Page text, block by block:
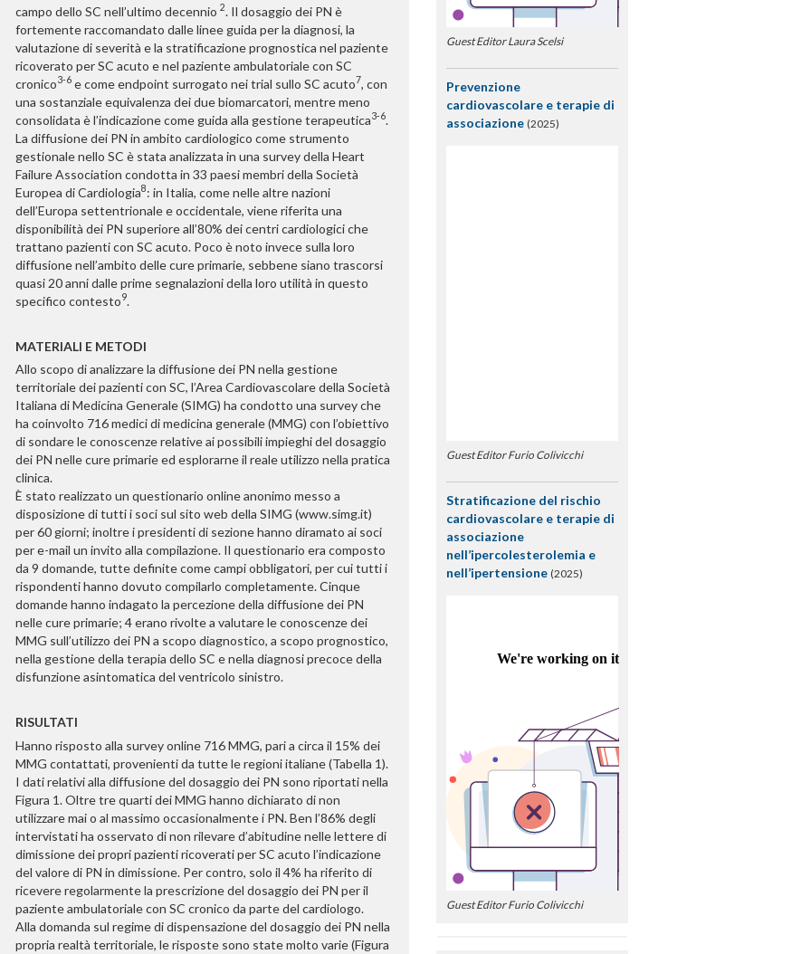
campo dello SC nell’ultimo decennio 2. Il dosaggio dei PN è
fortemente raccomandato dalle linee guida per la diagnosi, la
valutazione di severità e la stratificazione prognostica nel paziente
ricoverato per SC acuto e nel paziente ambulatoriale con SC
cronico3-6e come endpoint surrogato nei trial sullo SC acuto7, con
una sostanziale equivalenza dei due biomarcatori, mentre meno
consolidata è l’indicazione come guida alla gestione terapeutica3-6.
La diffusione dei PN in ambito cardiologico come strumento
gestionale nello SC è stata analizzata in una survey della ­Heart
Failure Association condotta in 33 paesi membri della Società
Europea di Cardiologia8: in Italia, come nelle altre nazioni
dell’Europa settentrionale e occidentale, viene riferita una
disponibilità dei PN superiore all’80% dei centri cardiologici che
trattano pazienti con SC acuto. Poco è noto invece sulla loro
diffusione nell’ambito delle cure primarie, sebbene siano trascorsi
quasi 20 anni dalle prime segnalazioni della loro utilità in questo
specifico contesto9.
MATERIALI E METODI
Allo scopo di analizzare la diffusione dei PN nella gestione
territoriale dei pazienti con SC, l’Area Cardiovascolare della Società
Italiana di Medicina Generale (SIMG) ha condotto una survey che
ha coinvolto 716 medici di medicina generale (MMG) con l’obiettivo
di sondare le conoscenze relative ai possibili impieghi del dosaggio
dei PN nelle cure primarie ed esplorarne il reale utilizzo nella pratica
clinica.
È stato realizzato un questionario online anonimo messo a
disposizione di tutti i soci sul sito web della SIMG (www.simg.it)
per 60 giorni; inoltre i presidenti di sezione hanno diramato ai soci
per e-mail un invito alla compilazione. Il questionario era composto
da 9 domande, tutte definite come campi obbligatori, per cui tutti i
rispondenti hanno dovuto compilarlo completamente. Cinque
domande hanno indagato la percezione della diffusione dei PN
nelle cure primarie; 4 erano rivolte a valutare le conoscenze dei
MMG sull’utilizzo dei PN a scopo diagnostico, a scopo prognostico,
nella gestione della terapia dello SC e nella diagnosi precoce della
disfunzione asintomatica del ventricolo sinistro.
RISULTATI
Hanno risposto alla survey online 716 MMG, pari a circa il 15% dei
MMG contattati, provenienti da tutte le regioni italiane (Tabella 1).
I dati relativi alla diffusione del dosaggio dei PN sono riportati nella
Figura 1. Oltre tre quarti dei MMG hanno dichiarato di non
utilizzare mai o al massimo occasionalmente i PN. Ben l’86% degli
intervistati ha osservato di non rilevare d’abitudine nelle lettere di
dimissione dei propri pazienti ricoverati per SC acuto l’indicazione
del valore di PN in dimissione. Per contro, solo il 4% ha riferito di
ricevere regolarmente la prescrizione del dosaggio dei PN per il
paziente ambulatoriale con SC cronico da parte del cardiologo.
Alla domanda sul regime di dispensazione del dosaggio dei PN nella
propria realtà territoriale, le risposte sono state molto varie (Figura
Guest Editor Laura Scelsi
Prevenzione
cardiovascolare e terapie di
associazione (2025)
Guest Editor Furio Colivicchi
Stratificazione del rischio
cardiovascolare e terapie di
associazione
nell’ipercolesterolemia e
nell’ipertensione (2025)
Guest Editor Furio Colivicchi